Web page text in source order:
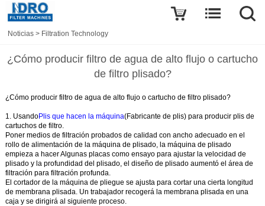
Noticias > Filtration Technology
¿Cómo producir filtro de agua de alto flujo o cartucho
de filtro plisado?
¿Cómo producir filtro de agua de alto flujo o cartucho de filtro plisado?
1. UsandoPlis que hacen la máquina(Fabricante de plis) para producir plis de
cartuchos de filtro.
Poner medios de filtración probados de calidad con ancho adecuado en el
rollo de alimentación de la máquina de plisado, la máquina de plisado
empieza a hacer Algunas placas como ensayo para ajustar la velocidad de
plisado y la profundidad del plisado, el diseño de plisado aumentó el área de
filtración para filtración profunda.
El cortador de la máquina de pliegue se ajusta para cortar una cierta longitud
de membrana plisada. Un trabajador recogerá la membrana plisada en una
caja y se dirigirá al siguiente proceso.